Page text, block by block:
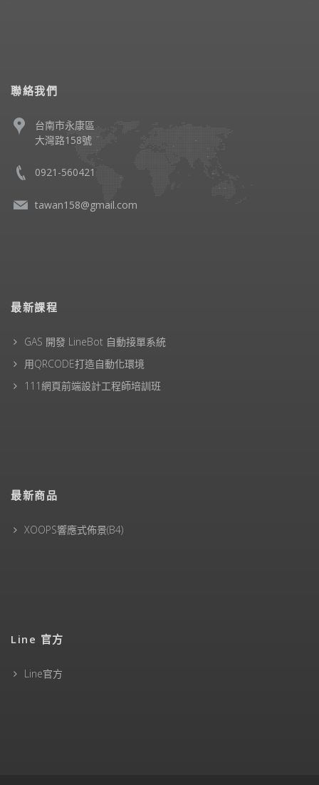
聯絡我們
台南市永康區
大灣路158號
0921-560421
tawan158@gmail.com
最新課程
GAS 開發 LineBot 自動接單系統
用QRCODE打造自動化環境
111網頁前端設計工程師培訓班
最新商品
XOOPS響應式佈景(B4)
Line 官方
Line官方